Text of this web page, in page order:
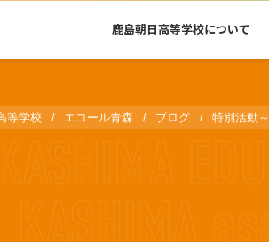
鹿島朝日高等学校について
等学校 エコール青森 ブログ 特別活動